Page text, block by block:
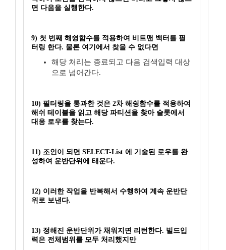
면 다음을 실행한다.
9) 첫 번째 해슁함수를 적용하여 비트맨 백터를 필
터링 한다. 물론 여기에서 찾을 수 없다면
해당 처리는 종료되고 다음 검색입력 대상
으로 넘어간다.
10) 필터링을 통과한 것은 2차 해슁함수를 적용하여
해쉬 테이블을 읽고 해당 파티션을 찾아 슬롯에서
대응 로우를 찾는다.
11) 조인이 되면 SELECT-List 에 기술된 로우를 완
성하여 운반단위에 태운다.
12) 이러한 작업을 반복해서 수행하여 계속 운반단
위로 보낸다.
13) 정해진 운반단위가 채워지면 리턴한다. 빌드입
력은 전체범위를 모두 처리했지만